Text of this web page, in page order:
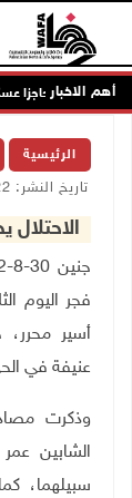
أهم الاخبار
ينصب حاجزا
الرئيسية
تاريخ النشر: 30/08/2022 08:08 ص
فجر اليوم
أسير محرر،
عنيفة في
وذكرت
الشابين
سبيلهما،